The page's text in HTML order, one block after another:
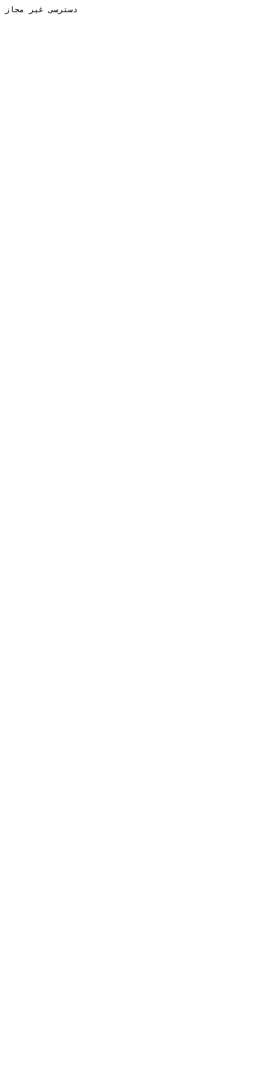
دسترسی غیر مجاز